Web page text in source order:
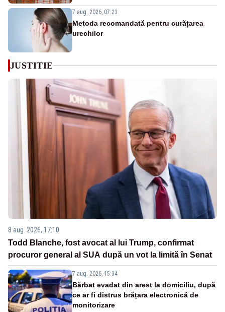
7 aug. 2026, 07:23
Metoda recomandată pentru curățarea
urechilor
JUSTITIE
8 aug. 2026, 17:10
Todd Blanche, fost avocat al lui Trump, confirmat
procuror general al SUA după un vot la limită în Senat
7 aug. 2026, 15:34
Bărbat evadat din arest la domiciliu, după
ce ar fi distrus brățara electronică de
monitorizare